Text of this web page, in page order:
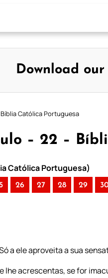
Download
Católica Portuguesa
– 22 –
Católica Portuguesa)
26 27 28 29
a ele aproveita a sua
lhe acrescentas, se for